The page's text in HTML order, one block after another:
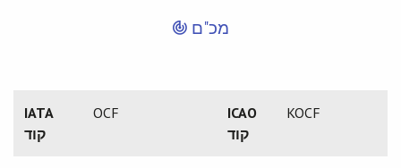
מכ"ם
IATA
קוד
OCF
ICAO
קוד
KOCF